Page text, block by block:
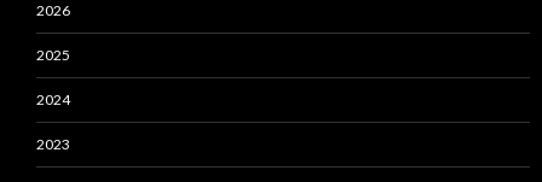
2026
2025
2024
2023